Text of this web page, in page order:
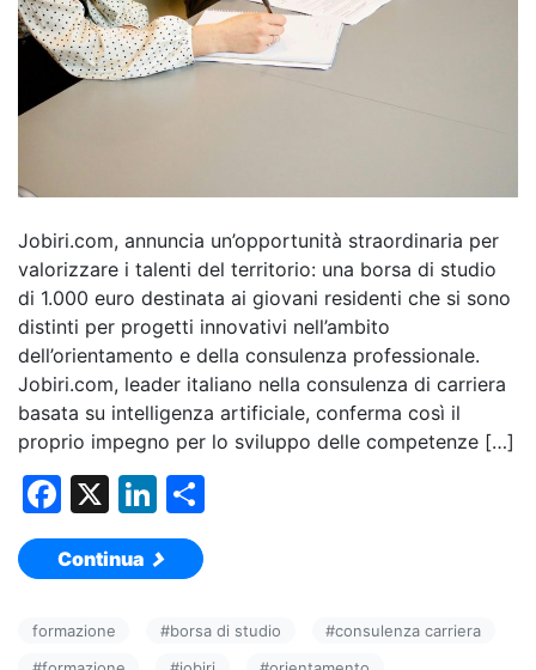
Jobiri.com, annuncia un’opportunità straordinaria per
valorizzare i talenti del territorio: una borsa di studio
di 1.000 euro destinata ai giovani residenti che si sono
distinti per progetti innovativi nell’ambito
dell’orientamento e della consulenza professionale.
Jobiri.com, leader italiano nella consulenza di carriera
basata su intelligenza artificiale, conferma così il
proprio impegno per lo sviluppo delle competenze […]
F
a
c
b
X
Li
n
k
dI vi
Continua
formazione #borsa di studio #consulenza carriera